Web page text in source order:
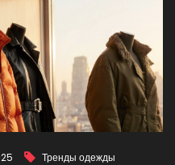
Тренды одежды